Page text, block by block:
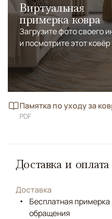
Виртуальная
примерка ковра
Загрузите фото своего
и посмотрите этот
Памятка по уходу за
PDF
Доставка и оплата
Доставка
Бесплатная
обращения